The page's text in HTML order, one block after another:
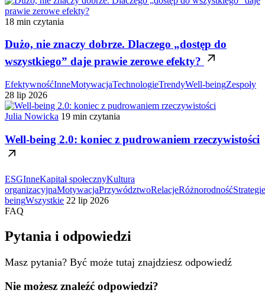
18 min czytania
Dużo, nie znaczy dobrze. Dlaczego „dostęp do
wszystkiego” daje prawie zerowe efekty?
EfektywnośćInneMotywacjaTechnologieTrendyWell-beingZespoły
28 lip 2026
Julia Nowicka 19 min czytania
Well-being 2.0: koniec z pudrowaniem rzeczywistości
ESGInneKapitał społecznyKultura
organizacyjnaMotywacjaPrzywództwoRelacjeRóżnorodnośćStrategie
beingWszystkie 22 lip 2026
FAQ
Pytania i odpowiedzi
Masz pytania? Być może tutaj znajdziesz odpowiedź
Nie możesz znaleźć odpowiedzi?